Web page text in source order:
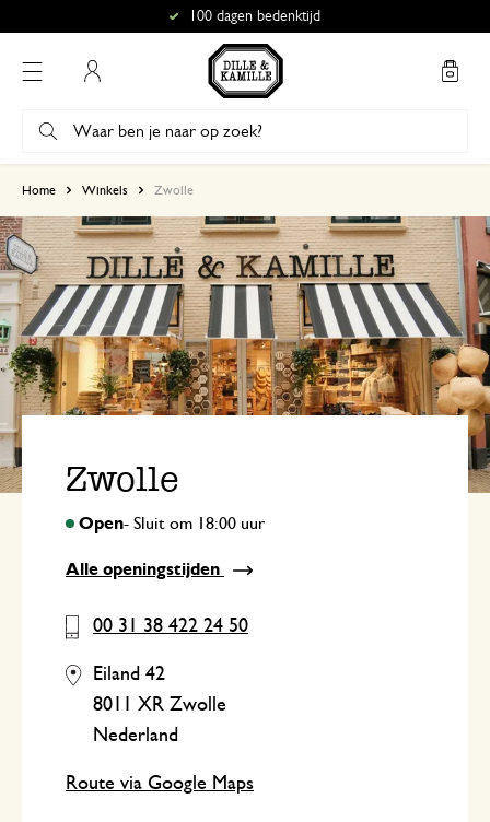
100 dagen bedenktijd
Home Winkels Zwolle
Zwolle
Alle openingstijden
00 31 38 422 24 50
Eiland 42
8011 XR Zwolle
Nederland
Route via Google Maps